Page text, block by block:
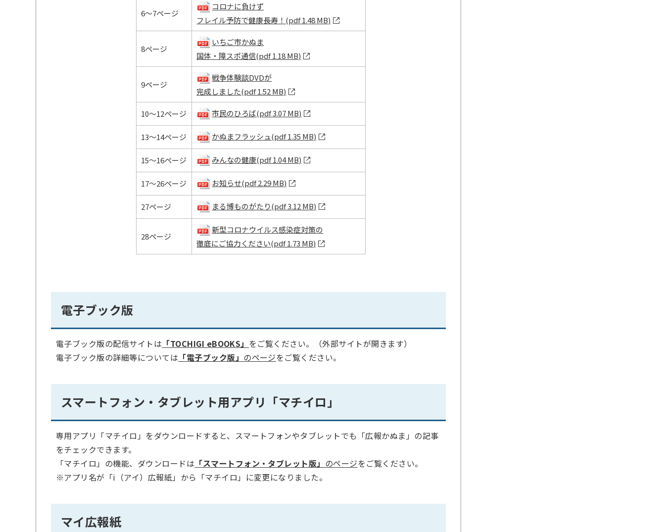
6～7ページ
コロナに負けず
フレイル予防で健康長寿！(pdf 1.48 MB)
8ページ
いちご市かぬま
国体・障スポ通信(pdf 1.18 MB)
9ページ
戦争体験談DVDが
完成しました(pdf 1.52 MB)
10～12ページ 市民のひろば(pdf 3.07 MB)
13～14ページ かぬまフラッシュ(pdf 1.35 MB)
15～16ページ みんなの健康(pdf 1.04 MB)
17～26ページ お知らせ(pdf 2.29 MB)
27ページ まる博ものがたり(pdf 3.12 MB)
28ページ
新型コロナウイルス感染症対策の
徹底にご協力ください(pdf 1.73 MB)
電子ブック版
電子ブック版の配信サイトは 「TOCHIGI eBOOKS」 をご覧ください。（外部サイトが開きます）
電子ブック版の詳細等については 「電子ブック版」 のページをご覧ください。
スマートフォン・タブレット用アプリ「マチイロ」
専用アプリ「マチイロ」をダウンロードすると、スマートフォンやタブレットでも「広報かぬま」の記事
をチェックできます。
「マチイロ」の機能、ダウンロードは 「スマートフォン・タブレット版」 のページをご覧ください。
※アプリ名が「i（アイ）広報紙」から「マチイロ」に変更になりました。
マイ広報紙